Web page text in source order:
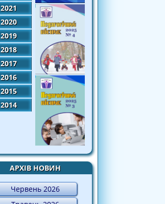
2021
2020
2019
2018
2017
2016
2015
2014
АРХІВ НОВИН
Червень 2026